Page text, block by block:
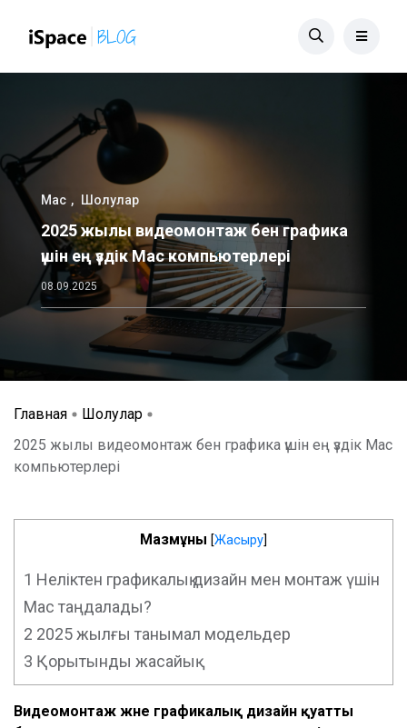
Mac Шолулар
2025 жылы видеомонтаж бен графика
үшін ең үздік Mac компьютерлері
08.09.2025
Главная
Шолулар
2025 жылы видеомонтаж бен графика үшін ең үздік Mac
компьютерлері
Мазмұны [Жасыру]
1 Неліктен графикалық дизайн мен монтаж үшін
Mac таңдалады?
2 2025 жылғы танымал модельдер
3 Қорытынды жасайық
Видеомонтаж және графикалық дизайн қуатты